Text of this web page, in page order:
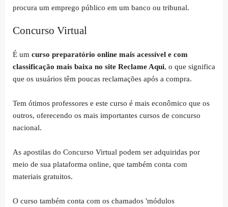
procura um emprego público em um banco ou tribunal.
Concurso Virtual
É um curso preparatório online mais acessível e com
classificação mais baixa no site Reclame Aqui, o que significa
que os usuários têm poucas reclamações após a compra.
Tem ótimos professores e este curso é mais econômico que os
outros, oferecendo os mais importantes cursos de concurso
nacional.
As apostilas do Concurso Virtual podem ser adquiridas por
meio de sua plataforma online, que também conta com
materiais gratuitos.
O curso também conta com os chamados 'módulos